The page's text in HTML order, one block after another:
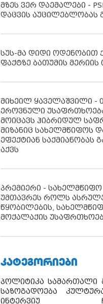
მზეს ვერ დაემალები -
დაცვის აუცილებლობას
სუს-მა დიდი ოდენობით
ფაქტზე ბათუმის
მიხეილ ყაველაშვილი -
ეროვნული
მოიცავს ჰიბრიდულ
მიზანიც სახელმწიფოს
ეფექტიან საქმიანობას
აქვს
პრემიერი -
უმთავრეს როლს
წყობილების,
მოქალაქის
ᲙᲐᲢᲔᲒᲝᲠᲘᲔᲑᲘ
პოლიტიკა სამართალი
საზოგადოება
ინტერვიუ